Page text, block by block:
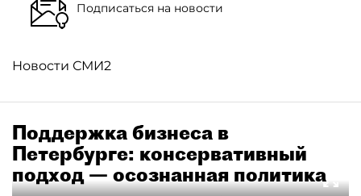
Подписаться на новости
Новости СМИ2
Поддержка бизнеса в
Петербурге: консервативный
подход — осознанная политика